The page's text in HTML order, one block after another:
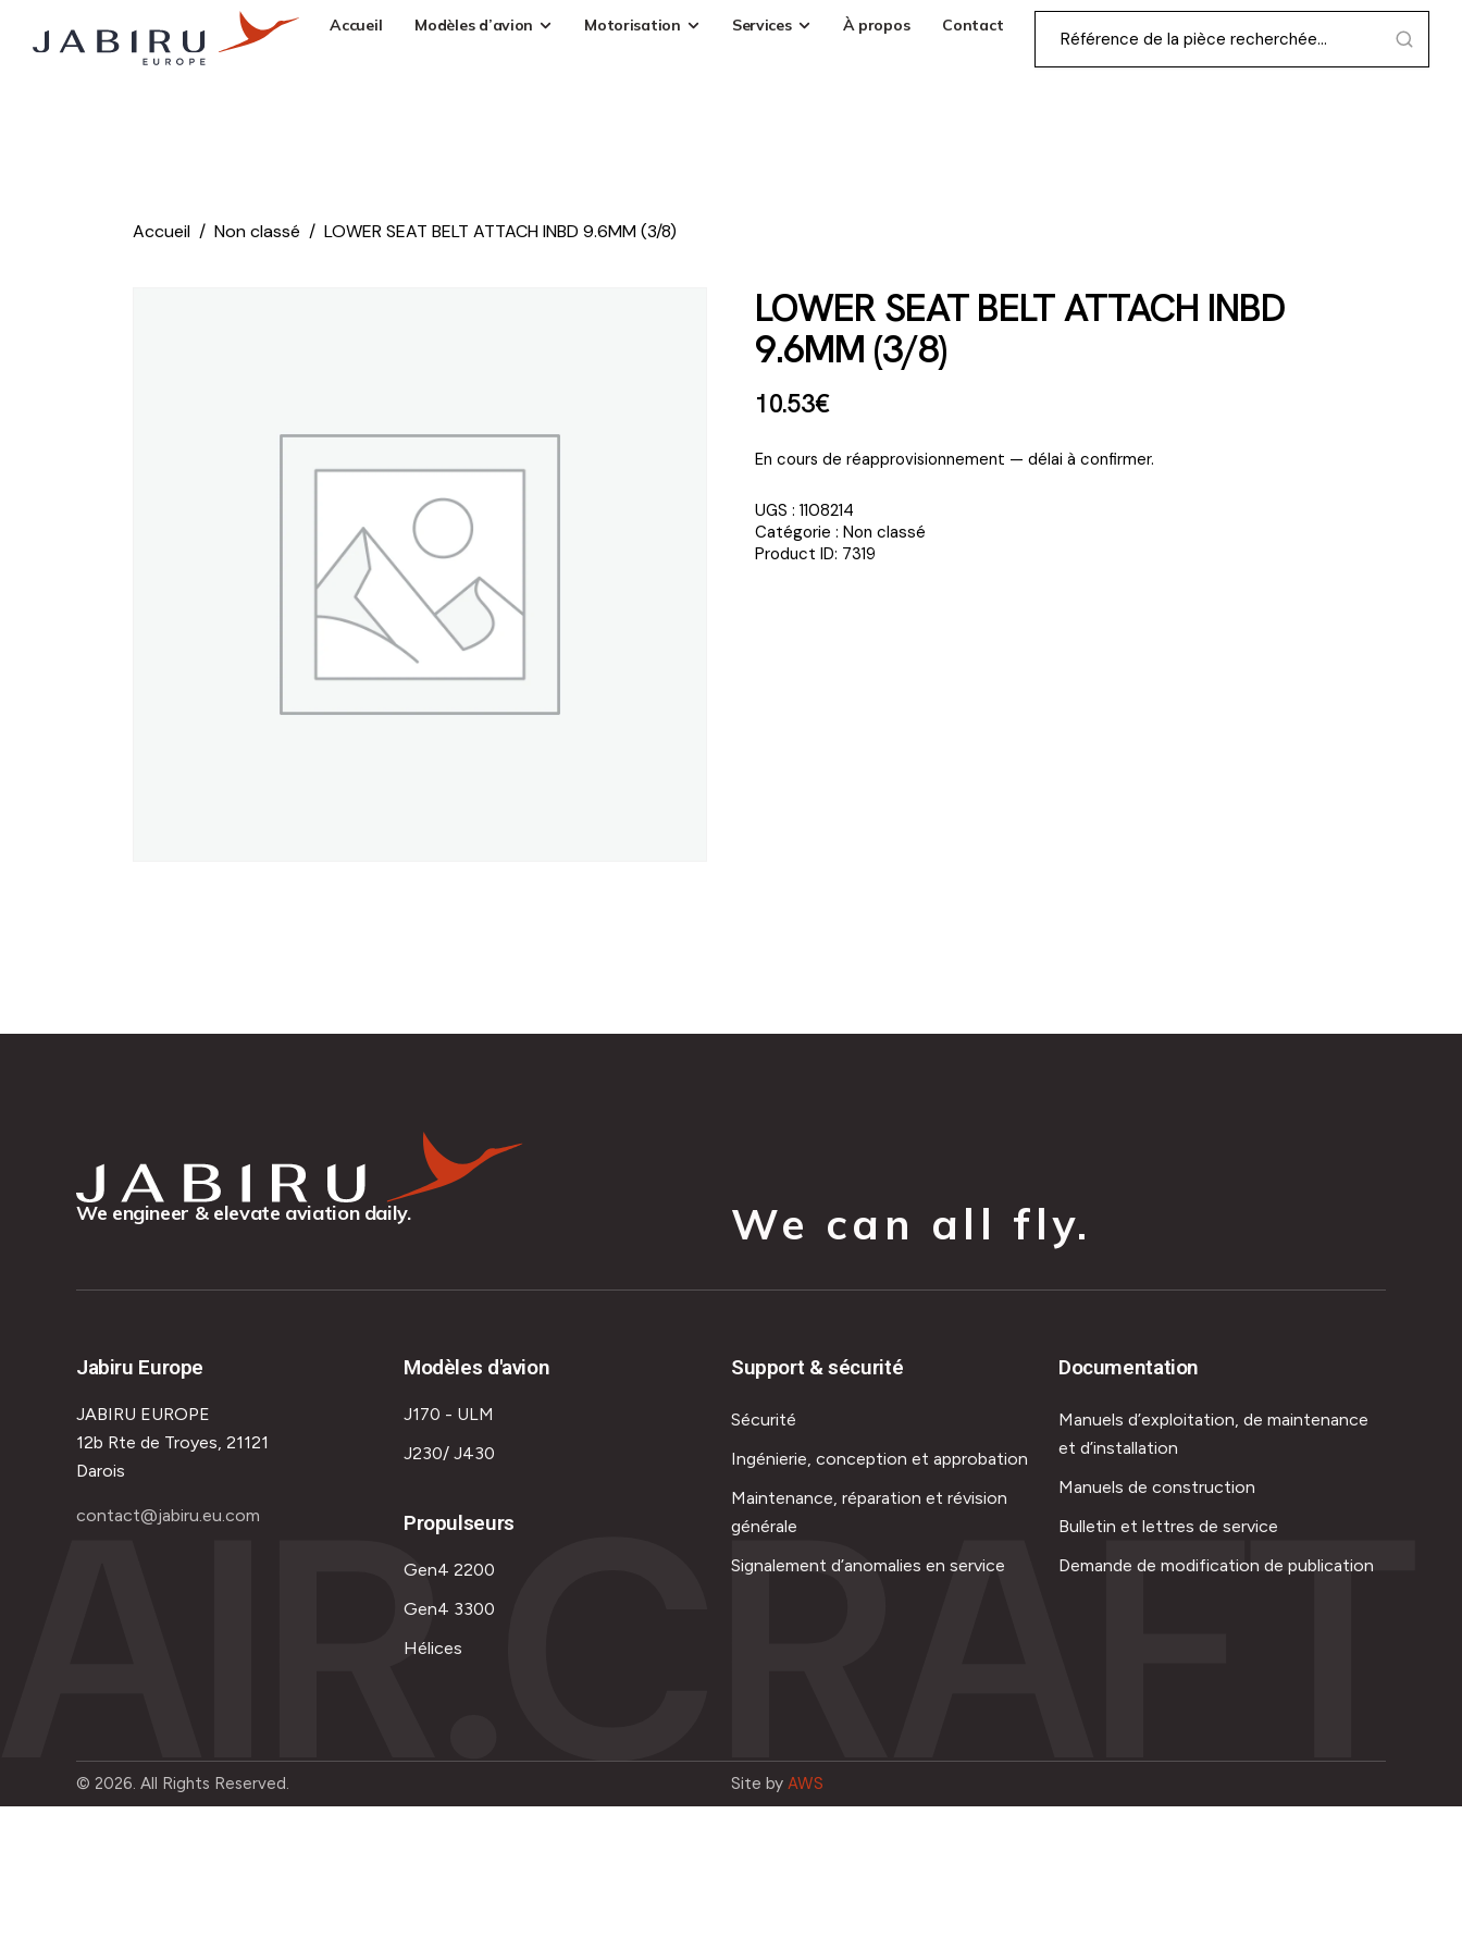
Accueil Modèles d’avion Motorisation Services À propos Contact
Accueil Non classé LOWER SEAT BELT ATTACH INBD 9.6MM (3/8)
LOWER SEAT BELT ATTACH INBD
9.6MM (3/8)
10.53€
En cours de réapprovisionnement — délai à confirmer.
UGS : 1108214
Catégorie : Non classé
Product ID: 7319
We engineer & elevate aviation daily. We can all fly.
Jabiru Europe
JABIRU EUROPE
12b Rte de Troyes, 21121
Darois
contact@jabiru.eu.com
Modèles d'avion
J170 - ULM
J230/ J430
Propulseurs
Gen4 2200
Gen4 3300
Hélices
Support & sécurité
Sécurité
Ingénierie, conception et approbation
Maintenance, réparation et révision
générale
Signalement d’anomalies en service
Documentation
Manuels d’exploitation, de maintenance
et d’installation
Manuels de construction
Bulletin et lettres de service
Demande de modification de publication
AIR.CRAFT
© 2026. All Rights Reserved. Site by AWS